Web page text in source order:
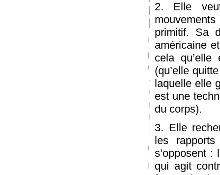
2. Elle
primitif. Sa
américaine
cela
(qu’elle
laquelle elle
est une
du corps).
3. Elle
les
s’opposent
qui agit